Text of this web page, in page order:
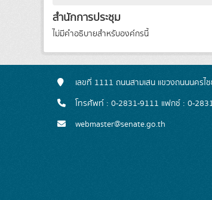
สำนักการประชุม
ไม่มีคำอธิบายสำหรับองค์กรนี้
เลขที่ 1111 ถนนสามเสน แขวงถนนนคร
โทรศัพท์ : 0-2831-9111 แฟกซ์ : 0-
webmaster@senate.go.th